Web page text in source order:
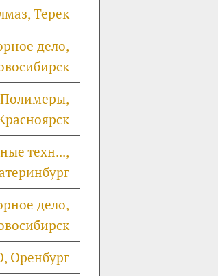
Терек
дело,
техн...,
дело,
Оренбург